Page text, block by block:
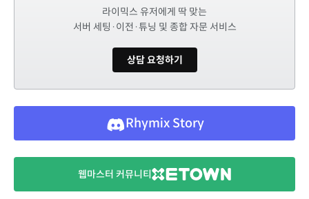
라이믹스 유저에게 딱 맞는
서버 세팅·이전·튜닝 및 종합 자문 서비스
상담 요청하기
Rhymix Story
웹마스터 커뮤니티